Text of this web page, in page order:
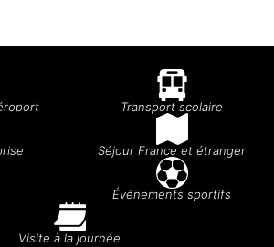
Transport scolaire
Séjour France et étranger
Événements sportifs
Visite à la journée